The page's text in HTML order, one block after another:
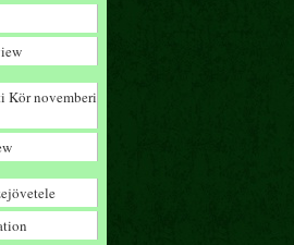
Kör novemberi